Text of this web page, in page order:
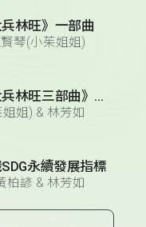
林旺》一部曲
琴(小茱姐姐)
《最後的戰象──大兵林旺三部曲》第三部--夢回森林
姐) & 林芳如
永續發展指標
柏諺 & 林芳如